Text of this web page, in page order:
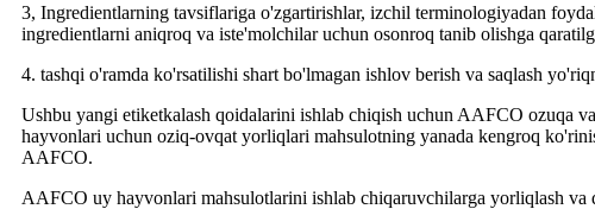
3, Ingredientlarning tavsiflariga o'zgartirishlar, izchil terminologiyadan
ingredientlarni aniqroq va iste'molchilar uchun osonroq tanib olishga
4. tashqi o'ramda ko'rsatilishi shart bo'lmagan ishlov berish va saqlash
Ushbu yangi etiketkalash qoidalarini ishlab chiqish uchun AAFCO ozuqa
hayvonlari uchun oziq-ovqat yorliqlari mahsulotning yanada kengroq
AAFCO.
AAFCO uy hayvonlari mahsulotlarini ishlab chiqaruvchilarga yorliqlash